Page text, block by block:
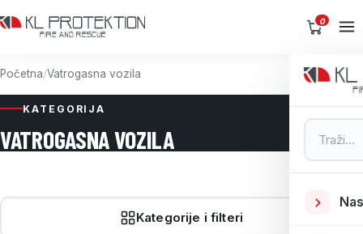
0
Pretraga
Početna/Vatrogasna vozila
KATEGORIJA
VATROGASNA VOZILA
Kategorije i filteri